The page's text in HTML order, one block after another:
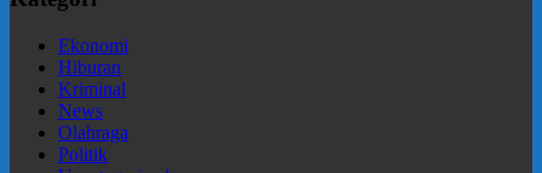
Ekonomi
Hiburan
Kriminal
News
Olahraga
Politik